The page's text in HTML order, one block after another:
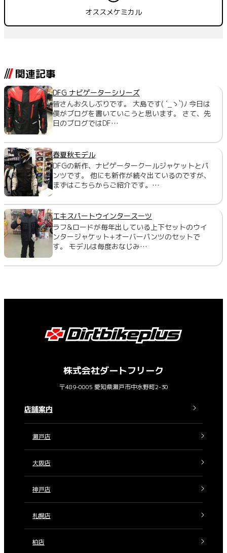
オススメケミカル
関連記事
DFG ナビゲーターシリーズ
皆さんお久しぶりです。 大島です( ´_ゝ`)ﾉ 今日は
僕がブログを書いていこうと思います。 さて、先
日のブログではDF…
春夏秋モデル
DFGの新作、ナビゲータークールジャケットとパ
ンツです。 他にも新作が続々出ているのですが、
まずはこちらからご紹介です。…
エキスパートウインタースーツ
ラフ&ロードが毎年出している上下セットのウイ
ンタージャケット+オーバーパンツのセットで
す。 モデルは毎度おなじみ…
株式会社ダートフリーク
〒489-0005 愛知県瀬戸市中水野町2-30
店舗案内
瀬戸店
大阪店
神戸店
札幌店
柏店